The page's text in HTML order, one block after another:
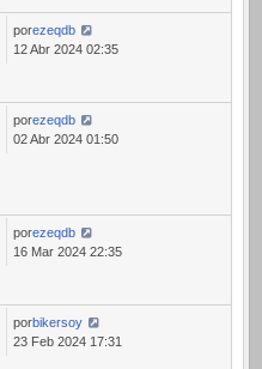
porezeqdb
12 Abr 2024 02:35
porezeqdb
02 Abr 2024 01:50
porezeqdb
16 Mar 2024 22:35
porbikersoy
23 Feb 2024 17:31